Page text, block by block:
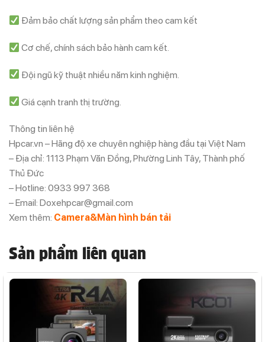
Đảm bảo chất lượng sản phẩm theo cam kết
Cơ chế, chính sách bảo hành cam kết.
Đội ngũ kỹ thuật nhiều năm kinh nghiệm.
Giá cạnh tranh thị trường.
Thông tin liên hệ
Hpcar.vn – Hãng độ xe chuyên nghiệp hàng đầu tại Việt Nam
– Địa chỉ: 1113 Phạm Văn Đồng, Phường Linh Tây, Thành phố
Thủ Đức
– Hotline: 0933 997 368
– Email: Doxehpcar@gmail.com
Xem thêm: Camera&Màn hình bán tải
Sản phẩm liên quan